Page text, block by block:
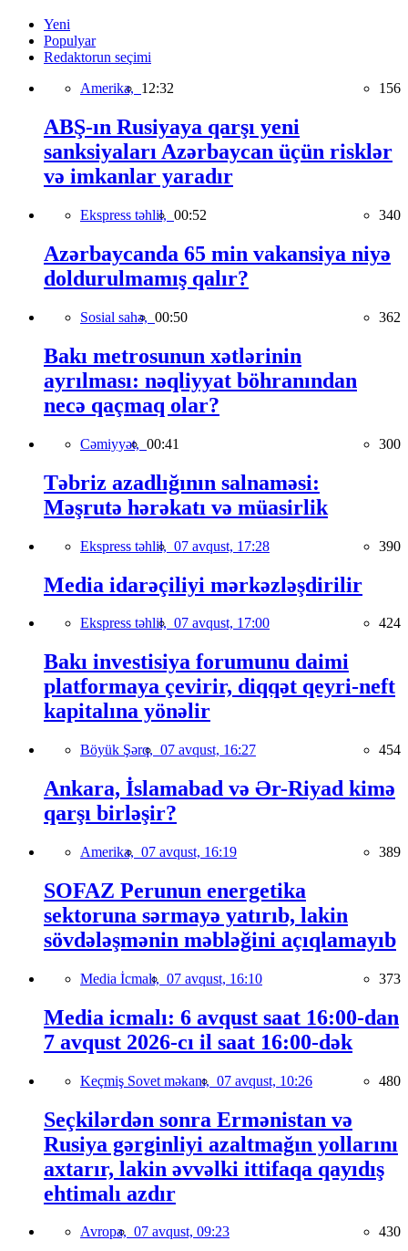
Yeni
Populyar
Redaktorun seçimi
Amerika, 12:32 156
ABŞ-ın Rusiyaya qarşı yeni
sanksiyaları Azərbaycan üçün risklər
və imkanlar yaradır
Ekspress təhlil, 00:52 340
Azərbaycanda 65 min vakansiya niyə
doldurulmamış qalır?
Sosial sahə, 00:50 362
Bakı metrosunun xətlərinin
ayrılması: nəqliyyat böhranından
necə qaçmaq olar?
Cəmiyyət, 00:41 300
Təbriz azadlığının salnaməsi:
Məşrutə hərəkatı və müasirlik
Ekspress təhlil, 07 avqust, 17:28 390
Media idarəçiliyi mərkəzləşdirilir
Ekspress təhlil, 07 avqust, 17:00 424
Bakı investisiya forumunu daimi
platformaya çevirir, diqqət qeyri-neft
kapitalına yönəlir
Böyük Şərq, 07 avqust, 16:27 454
Ankara, İslamabad və Ər-Riyad kimə
qarşı birləşir?
Amerika, 07 avqust, 16:19 389
SOFAZ Perunun energetika
sektoruna sərmayə yatırıb, lakin
sövdələşmənin məbləğini açıqlamayıb
Media İcmalı, 07 avqust, 16:10 373
Media icmalı: 6 avqust saat 16:00-dan
7 avqust 2026-cı il saat 16:00-dək
Keçmiş Sovet məkanı, 07 avqust, 10:26 480
Seçkilərdən sonra Ermənistan və
Rusiya gərginliyi azaltmağın yollarını
axtarır, lakin əvvəlki ittifaqa qayıdış
ehtimalı azdır
Avropa, 07 avqust, 09:23 430